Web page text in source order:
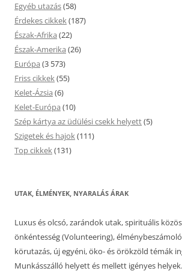
Egyéb utazás(58)
Érdekes cikkek(187)
Észak-Afrika (22)
Észak-Amerika (26)
Európa (3 573)
Friss cikkek(55)
Kelet-Ázsia (6)
Kelet-Európa (10)
Szép kártya az üdülési csekk helyett(5)
Szigetek és hajok(111)
Top cikkek(131)
UTAK, ÉLMÉNYEK, NYARALÁS ÁRAK
Luxus és olcsó, zarándok utak, spirituális
önkéntesség (Volunteering),
körutazás, új egyéni, öko- és örökzöld témák
Munkásszálló helyett és mellett igényes